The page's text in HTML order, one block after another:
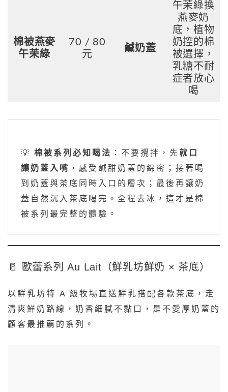
棉被燕麥
午茉綠
70 / 80
元
鹹奶蓋
午茉綠換
燕麥奶
底，植物
奶控的棉
被選擇，
乳糖不耐
症者放心
喝
💡 棉被系列必知喝法 ：不要攪拌，先就口
讓奶蓋入嘴 ，感受鹹甜奶蓋的綿密；接著喝
到奶蓋與茶底同時入口的層次；最後再讓奶
蓋自然沉入茶底喝完。全程去冰，這才是棉
被系列最完整的體驗。
🥛 歐蕾系列 Au Lait（鮮乳坊鮮奶 × 茶底）
以鮮乳坊特 A 級牧場直送鮮乳搭配各款茶底，走
清爽鮮奶路線，奶香細膩不黏口，是不愛厚奶蓋的
顧客最推薦的系列。